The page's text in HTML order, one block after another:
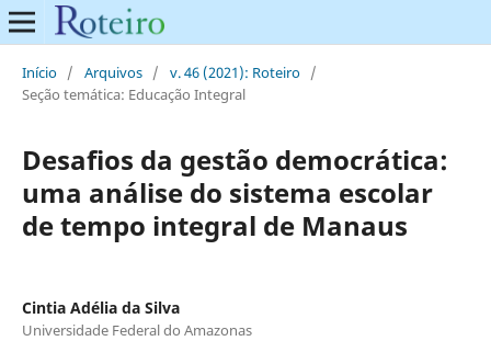
Início / Arquivos / v. 46 (2021): Roteiro /
Seção temática: Educação Integral
Desafios da gestão democrática:
uma análise do sistema escolar
de tempo integral de Manaus
Cintia Adélia da Silva
Universidade Federal do Amazonas